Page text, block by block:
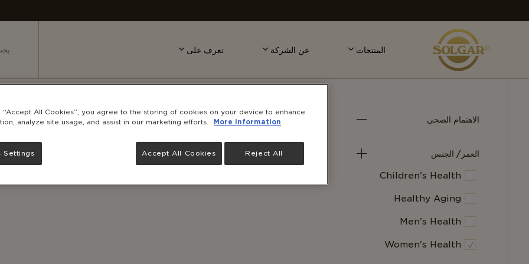
NAVIGATION
المنتجات عن الشركة تعرف على
الاهتمام الصحي
العمر/ الجنس
Children's Health
Healthy Aging
Men's Health
Women's Health
المنتجات
“Accept All Cookies”, you agree to the storing of cookies on your device to enhance
analyze site usage, and assist in our marketing efforts.
More information
Reject All
Accept All Cookies
Settings